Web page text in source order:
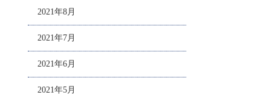
2021年8月
2021年7月
2021年6月
2021年5月